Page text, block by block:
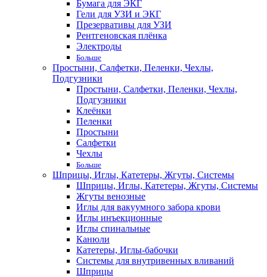
Бумага для ЭКГ
Гели для УЗИ и ЭКГ
Презервативы для УЗИ
Рентгеновская плёнка
Электроды
Больше
Простыни, Салфетки, Пеленки, Чехлы,
Подгузники
Простыни, Салфетки, Пеленки, Чехлы,
Подгузники
Клеёнки
Пеленки
Простыни
Салфетки
Чехлы
Больше
Шприцы, Иглы, Катетеры, Жгуты, Системы
Шприцы, Иглы, Катетеры, Жгуты, Системы
Жгуты венозные
Иглы для вакуумного забора крови
Иглы инъекционные
Иглы спинальные
Канюли
Катетеры, Иглы-бабочки
Системы для внутривенных вливаний
Шприцы